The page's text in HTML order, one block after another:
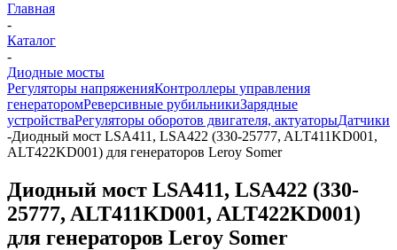
Главная
-
Каталог
-
Диодные мосты
Регуляторы напряженияКонтроллеры управления
генераторомРеверсивные рубильникиЗарядные
устройстваРегуляторы оборотов двигателя, актуаторыДатчики
-Диодный мост LSA411, LSA422 (330-25777, ALT411KD001,
ALT422KD001) для генераторов Leroy Somer
Диодный мост LSA411, LSA422 (330-
25777, ALT411KD001, ALT422KD001)
для генераторов Leroy Somer